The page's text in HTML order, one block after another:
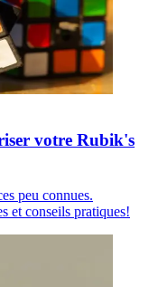
votre Rubik's
peu connues.
et conseils pratiques!